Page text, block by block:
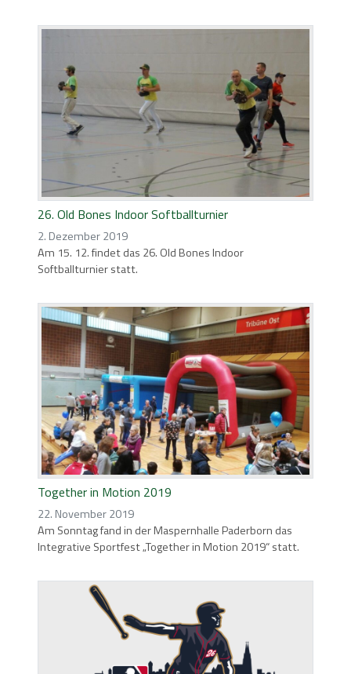
26. Old Bones Indoor Softballturnier
2. Dezember 2019
Am 15. 12. findet das 26. Old Bones Indoor
Softballturnier statt.
Together in Motion 2019
22. November 2019
Am Sonntag fand in der Maspernhalle Paderborn das
Integrative Sportfest „Together in Motion 2019“ statt.